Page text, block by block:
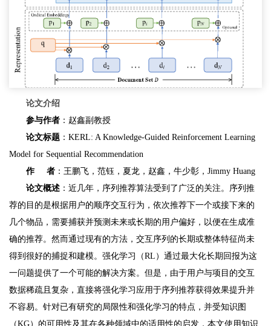
论文介绍
参与作者 ：赵鑫副教授
论文标题 ：KERL: A Knowledge-Guided Reinforcement Learning
Model for Sequential Recommendation
作 者 ：王鹏飞，范钰，夏龙，赵鑫，牛少彰，Jimmy Huang
论文概述 ：近几年，序列推荐算法受到了广泛的关注。序列推
荐的目的是根据用户的顺序交互行为，依次推荐下一个或接下来的
几个物品，需要捕获并预测未来或长期的用户偏好，以便在生成准
确的推荐。然而通过现有的方法，交互序列的长期或整体特征尚未
得到很好的捕捉和建模。强化学习（RL）通过最大化长期回报为这
一问题提供了一个可能的解决方案。但是，由于用户与项目的交互
数据稀疏且复杂，直接将强化学习应用于序列推荐获得效果提升并
不容易。针对已有研究的局限性和强化学习的特点，并受知识图
（KG）的可用性及其在各种领域中的适用性的启发，本文使用知识